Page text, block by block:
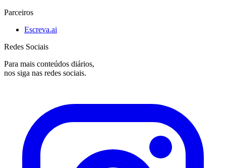
Parceiros
Escreva.ai
Redes Sociais
Para mais conteúdos diários,
nos siga nas redes sociais.